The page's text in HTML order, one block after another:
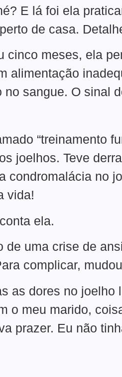
E lá foi ela
de casa.
cinco meses, ela
alimentação
sangue. O sinal
joelhos. Teve
condromalácia no
vida!
ela.
de uma crise de
complicar,
as dores no
o meu marido,
prazer. Eu não